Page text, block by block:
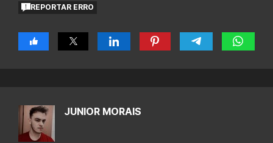
REPORTAR ERRO
JUNIOR MORAIS